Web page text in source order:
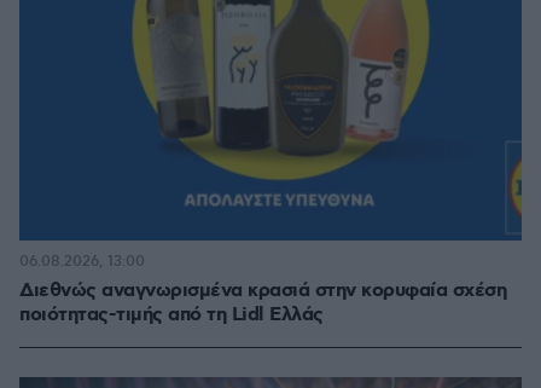
Διεθνώς αναγνωρισμένα κρασιά στην κορυφαία σχέση
ποιότητας-τιμής από τη Lidl Ελλάς
06.08.2026, 13:00